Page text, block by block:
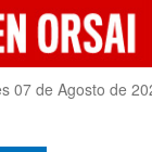
07 de Agosto de